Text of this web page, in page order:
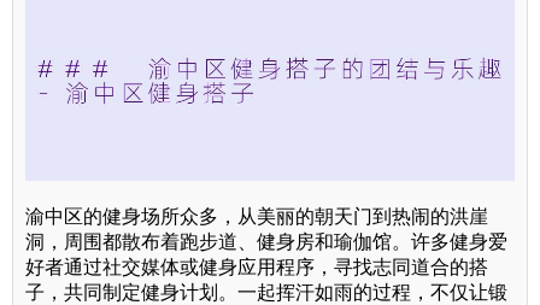
渝中区的健身场所众多，从美丽的朝天门到热闹的洪崖
洞，周围都散布着跑步道、健身房和瑜伽馆。许多健身爱
好者通过社交媒体或健身应用程序，寻找志同道合的搭
子，共同制定健身计划。一起挥汗如雨的过程，不仅让锻